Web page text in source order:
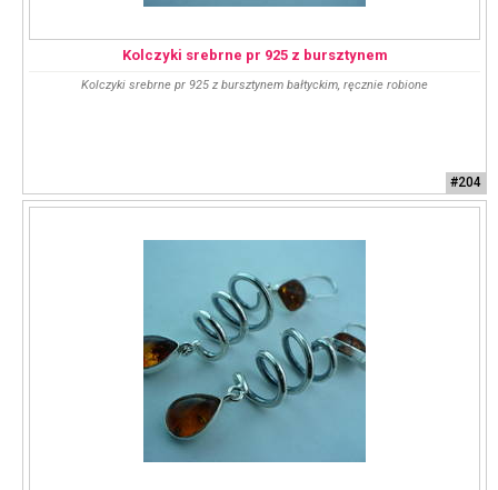
Kolczyki srebrne pr 925 z bursztynem
Kolczyki srebrne pr 925 z bursztynem bałtyckim, ręcznie robione
#204